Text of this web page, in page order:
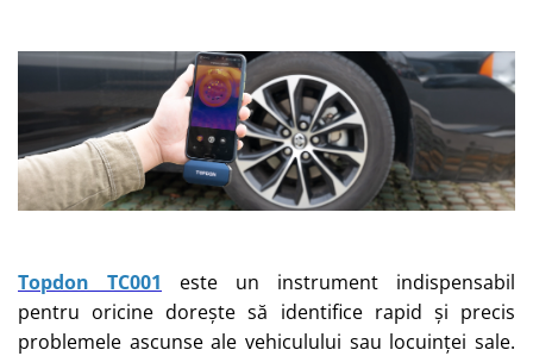
Topdon TC001
este un instrument indispensabil
pentru oricine dorește să identifice rapid și precis
problemele ascunse ale vehiculului sau locuinței sale.